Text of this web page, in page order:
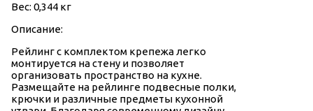
Вес: 0,344 кг
Описание:
Рейлинг с комплектом крепежа легко
монтируется на стену и позволяет
организовать пространство на кухне.
Размещайте на рейлинге подвесные полки,
крючки и различные предметы кухонной